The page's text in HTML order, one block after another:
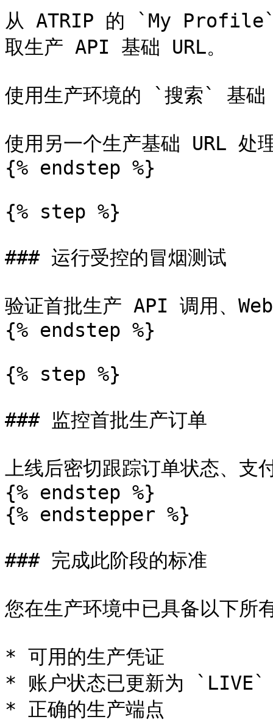
从 ATRIP 的 `My
取生产 API 基础 URL。
使用生产环境的 `搜索` 基础
使用另一个生产基础 URL 处
{% endstep %}
{% step %}
### 运行受控的冒烟测试
验证首批生产 API 调用、
{% endstep %}
{% step %}
### 监控首批生产订单
上线后密切跟踪订单状态、
{% endstep %}
{% endstepper %}
### 完成此阶段的标准
您在生产环境中已具备以下所
* 可用的生产凭证
* 账户状态已更新为 `LIVE`
* 正确的生产端点